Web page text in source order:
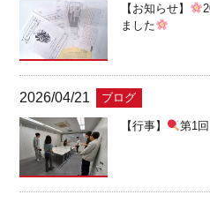
【お知らせ】
ました
2026/04/21 ブログ
【行事】 第1